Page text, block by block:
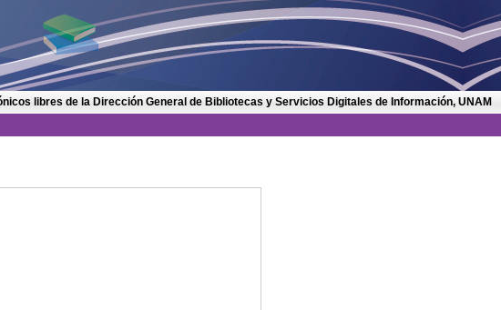
libres de la Dirección General de Bibliotecas y Servicios Digitales de Información, UNAM